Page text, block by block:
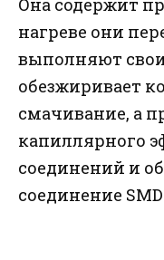
Она содержит
нагреве они
выполняют
обезжиривает
смачивание, а
капиллярного
соединений и
соединение